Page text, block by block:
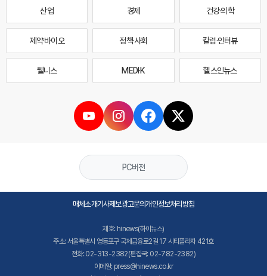
산업 경제 건강·의학
제약·바이오 정책·사회 칼럼·인터뷰
웰니스 MEDI·K 헬스인뉴스
PC버전
매체소개기사제보광고문의개인정보처리방침
제호: hinews(하이뉴스)
주소: 서울특별시 영등포구 국제금융로2길 17 시티플라자 421호
전화: 02-313-2382(편집국: 02-782-2382)
이메일: press@hinews.co.kr